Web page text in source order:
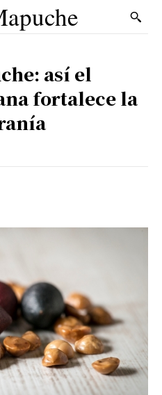
así el
fortalece la